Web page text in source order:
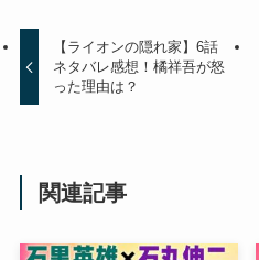
【ライオンの隠れ家】6話
ネタバレ感想！橘祥吾が怒
った理由は？
関連記事